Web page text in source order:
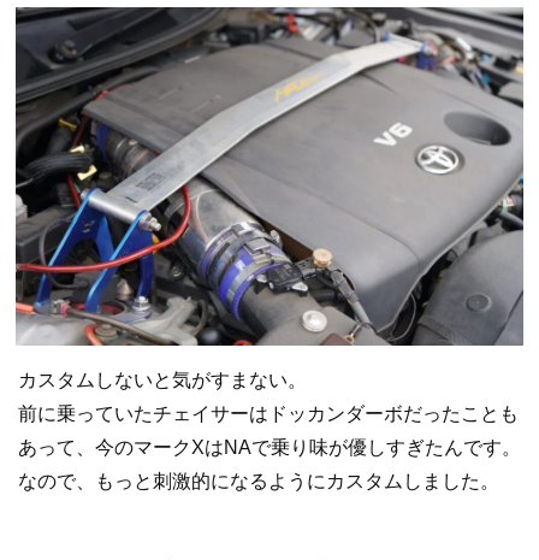
カスタムしないと気がすまない。
前に乗っていたチェイサーはドッカンダーボだったことも
あって、今のマークXはNAで乗り味が優しすぎたんです。
なので、もっと刺激的になるようにカスタムしました。